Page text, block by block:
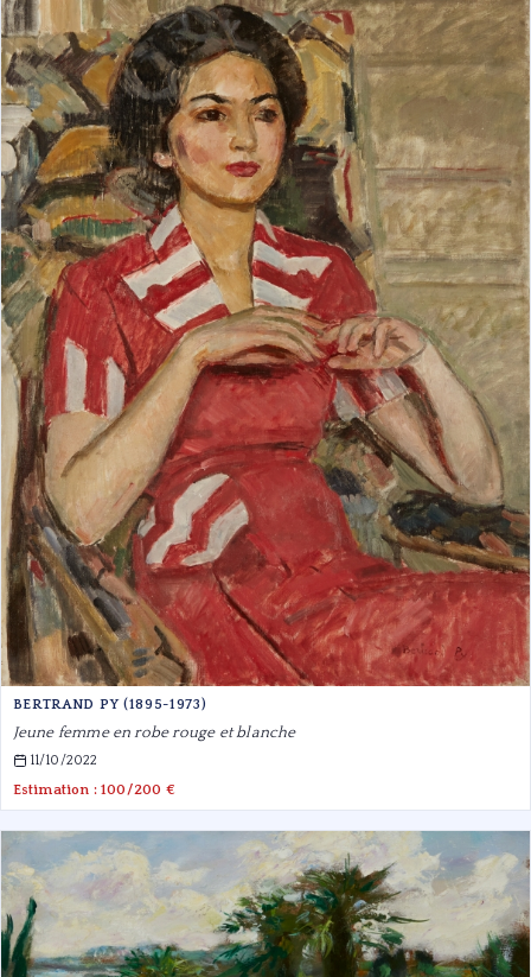
BERTRAND PY (1895-1973)
Jeune femme en robe rouge et blanche
11/10/2022
Estimation : 100/200 €